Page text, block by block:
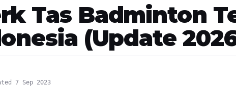
Tas Badminton
(Update
7 Sep 2023